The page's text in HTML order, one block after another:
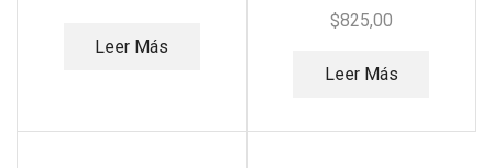
Leer Más
FOM30
$825,00
Leer Más